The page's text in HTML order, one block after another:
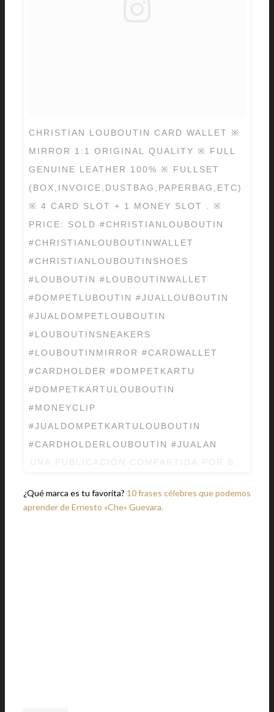
CHRISTIAN LOUBOUTIN CARD WALLET ※
MIRROR 1:1 ORIGINAL QUALITY ※ FULL
GENUINE LEATHER 100% ※ FULLSET
(BOX,INVOICE,DUSTBAG,PAPERBAG,ETC)
※ 4 CARD SLOT + 1 MONEY SLOT . ※
PRICE: SOLD #CHRISTIANLOUBOUTIN
#CHRISTIANLOUBOUTINWALLET
#CHRISTIANLOUBOUTINSHOES
#LOUBOUTIN #LOUBOUTINWALLET
#DOMPETLUBOUTIN #JUALLOUBOUTIN
#JUALDOMPETLOUBOUTIN
#LOUBOUTINSNEAKERS
#LOUBOUTINMIRROR #CARDWALLET
#CARDHOLDER #DOMPETKARTU
#DOMPETKARTULOUBOUTIN
#MONEYCLIP
#JUALDOMPETKARTULOUBOUTIN
#CARDHOLDERLOUBOUTIN #JUALAN
¿Qué marca es tu favorita? 10 frases célebres que podemos
aprender de Ernesto «Che» Guevara.